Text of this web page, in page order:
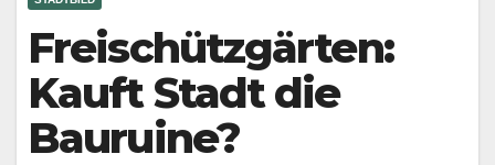
Freischützgärten:
Kauft Stadt die
Bauruine?